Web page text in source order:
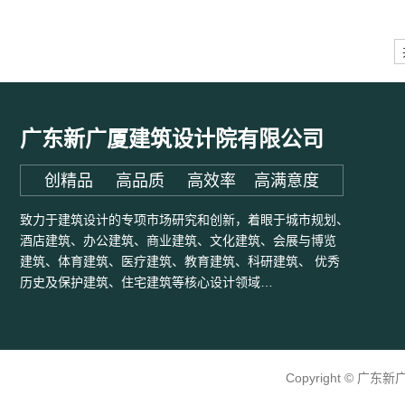
广东新广厦建筑设计院有限公司
创精品 高品质 高效率 高满意度
致力于建筑设计的专项市场研究和创新，着眼于城市规划、
酒店建筑、办公建筑、商业建筑、文化建筑、会展与博览
建筑、体育建筑、医疗建筑、教育建筑、科研建筑、 优秀
历史及保护建筑、住宅建筑等核心设计领域…
Copyright © 广东新